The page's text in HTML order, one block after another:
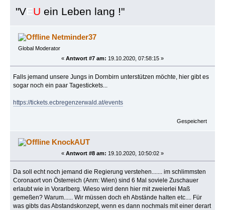
"VEU ein Leben lang !"
Netminder37
Global Moderator
« Antwort #7 am: 19.10.2020, 07:58:15 »
Falls jemand unsere Jungs in Dornbirn unterstützen möchte, hier gibt es
sogar noch ein paar Tagestickets...
https://tickets.ecbregenzerwald.at/events
Gespeichert
KnockAUT
« Antwort #8 am: 19.10.2020, 10:50:02 »
Da soll echt noch jemand die Regierung verstehen....... im schlimmsten
Coronaort von Österreich (Anm: Wien) sind 6 Mal soviele Zuschauer
erlaubt wie in Vorarlberg. Wieso wird denn hier mit zweierlei Maß
gemeßen? Warum...... Wir müssen doch eh Abstände halten etc.... Für
was gibts das Abstandskonzept, wenn es dann nochmals mit einer derart